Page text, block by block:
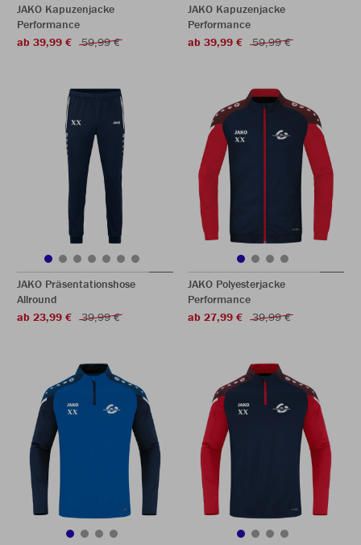
JAKO Kapuzenjacke
Performance
ab 39,99 €
59,99 €
JAKO Kapuzenjacke
Performance
ab 39,99 €
59,99 €
JAKO Präsentationshose
Allround
ab 23,99 €
39,99 €
JAKO Polyesterjacke
Performance
ab 27,99 €
39,99 €